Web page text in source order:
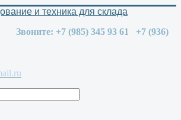
и техника для склада
Звоните: +7 (985) 345 93 61 +7 (936)